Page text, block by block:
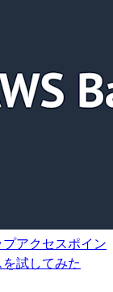
アクセスポイン
試してみた